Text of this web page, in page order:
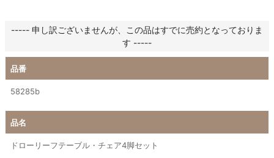
----- 申し訳ございませんが、この品はすでに売約となっておりま
す -----
品番
58285b
品名
ドローリーフテーブル・チェア4脚セット